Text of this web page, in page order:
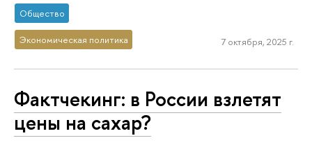
Общество
Экономическая политика 7 октября, 2025 г.
Фактчекинг: в России взлетят
цены на сахар?